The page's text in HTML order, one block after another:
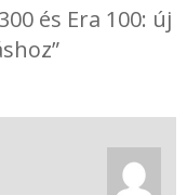
és Era 100: új